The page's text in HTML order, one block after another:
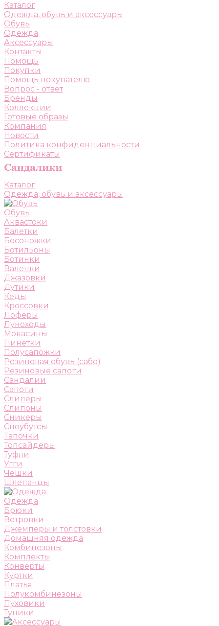
Каталог
Одежда, обувь и аксессуары
Обувь
Одежда
Аксессуары
Контакты
Помощь
Покупки
Помощь покупателю
Вопрос - ответ
Бренды
Коллекции
Готовые образы
Компания
Новости
Политика конфиденциальности
Сертификаты
Каталог
Одежда, обувь и аксессуары
Обувь
Аквастоки
Балетки
Босоножки
Ботильоны
Ботинки
Валенки
Джазовки
Дутики
Кеды
Кроссовки
Лоферы
Луноходы
Мокасины
Пинетки
Полусапожки
Резиновая обувь (сабо)
Резиновые сапоги
Сандалии
Сапоги
Слиперы
Слипоны
Сникеры
Сноубутсы
Тапочки
Топсайдеры
Туфли
Угги
Чешки
Шлепанцы
Одежда
Брюки
Ветровки
Джемперы и толстовки
Домашняя одежда
Комбинезоны
Комплекты
Конверты
Куртки
Платья
Полукомбинезоны
Пуховики
Туники